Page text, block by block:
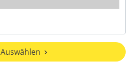
Auswählen